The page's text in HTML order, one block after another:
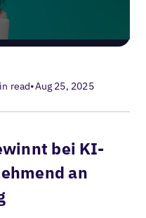
read•Aug 25, 2025
bei KI-
an